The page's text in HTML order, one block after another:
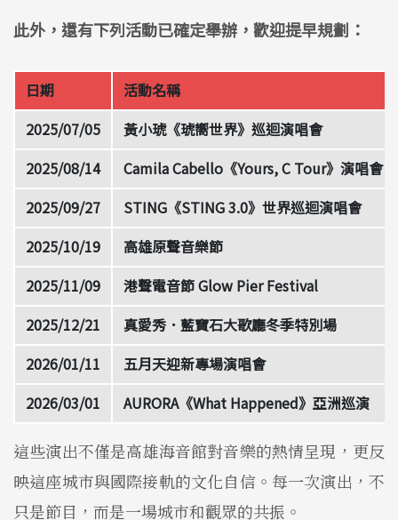
此外，還有下列活動已確定舉辦，歡迎提早規劃：
日期
活動名稱
2025/07/05
黃小琥《琥嚮世界》巡迴演唱會
2025/08/14
Camila Cabello《Yours, C Tour》演唱會
2025/09/27
STING《STING 3.0》世界巡迴演唱會
2025/10/19
高雄原聲音樂節
2025/11/09
港聲電音節 Glow Pier Festival
2025/12/21
真愛秀．藍寶石大歌廳冬季特別場
2026/01/11
五月天迎新專場演唱會
2026/03/01
AURORA《What Happened》亞洲巡演
這些演出不僅是高雄海音館對音樂的熱情呈現，更反
映這座城市與國際接軌的文化自信。每一次演出，不
只是節目，而是一場城市和觀眾的共振。